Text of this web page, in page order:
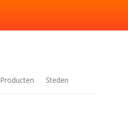
Producten Steden